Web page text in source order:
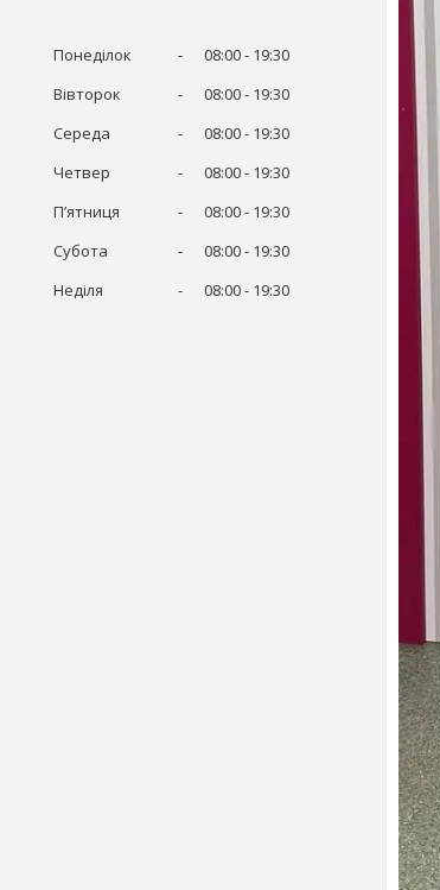
Понеділок 08:00
19:30
Вівторок
08:00
19:30
Середа
08:00
19:30
Четвер
08:00
19:30
Пʼятниця
08:00
19:30
Субота
08:00
19:30
Неділя
08:00 19:30